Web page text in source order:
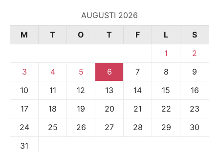
AUGUSTI 2026
M
T O T F L
S
1
2
3
4 5 6 7 8
9
10
11 12 13 14 15
16
17
18 19 20 21 22
23
24
25 26 27 28 29
30
31